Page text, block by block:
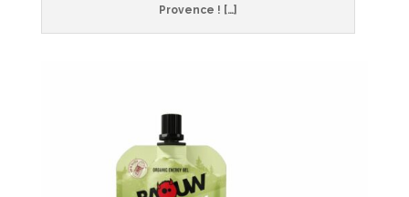
Provence ! […]